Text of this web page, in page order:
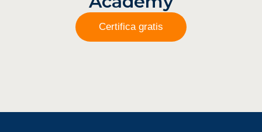
Certifica gratis